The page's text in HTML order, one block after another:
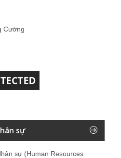
Cường
sự
sự (Human Resources